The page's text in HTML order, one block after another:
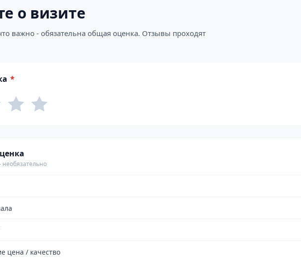
о визите
важно - обязательна общая оценка. Отзывы проходят
*
необязательно
цена / качество